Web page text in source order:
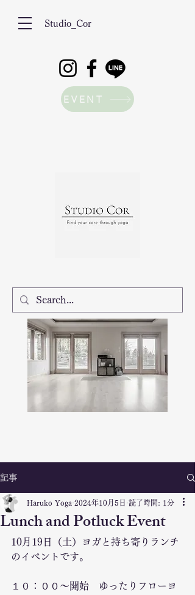
Studio_Cor
EVENT
記事
Lunch and Potluck Event
Haruko Yoga 2024年10月5日 読了時間: 1分
10月19日（土）ヨガと持ち寄りランチ
のイベントです。
１０：００〜開始　ゆったりフローヨ